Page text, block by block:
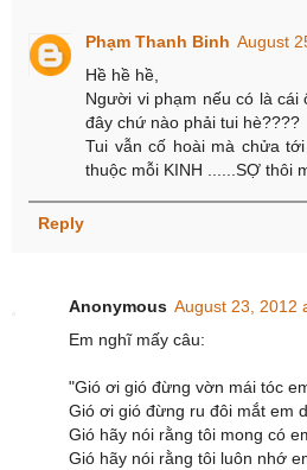
Phạm Thanh Binh August
Hề hề hề,
Người vi phạm nếu có là cái
đây chứ nào phải tui hè????
Tui vẫn cố hoài mà chửa
thuộc mỗi KINH ......SỢ thôi
Reply
Anonymous August 23, 2012
Em nghĩ mấy câu:
"Gió ơi gió đừng vờn mái tóc
Gió ơi gió đừng ru đôi mắt em
Gió hãy nói rằng tôi mong có
Gió hãy nói rằng tôi luôn nhớ